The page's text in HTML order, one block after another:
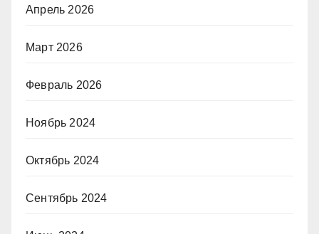
Апрель 2026
Март 2026
Февраль 2026
Ноябрь 2024
Октябрь 2024
Сентябрь 2024